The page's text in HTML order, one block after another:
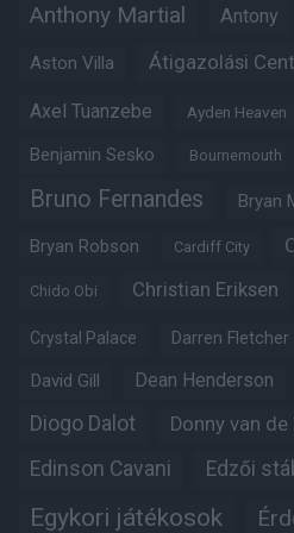
Anthony Martial Antony
Aston Villa Átigazolási
Axel Tuanzebe Ayden Heaven
Benjamin Sesko Bournemouth
Bruno Fernandes Bryan
Bryan Robson Cardiff City
Chido Obi Christian Eriksen
Crystal Palace Darren Fletcher
David Gill Dean Henderson
Diogo Dalot Donny van de
Edinson Cavani Edzői
Egykori játékosok